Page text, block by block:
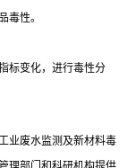
毒性。
标变化，进行毒性分
业废水监测及新材料毒